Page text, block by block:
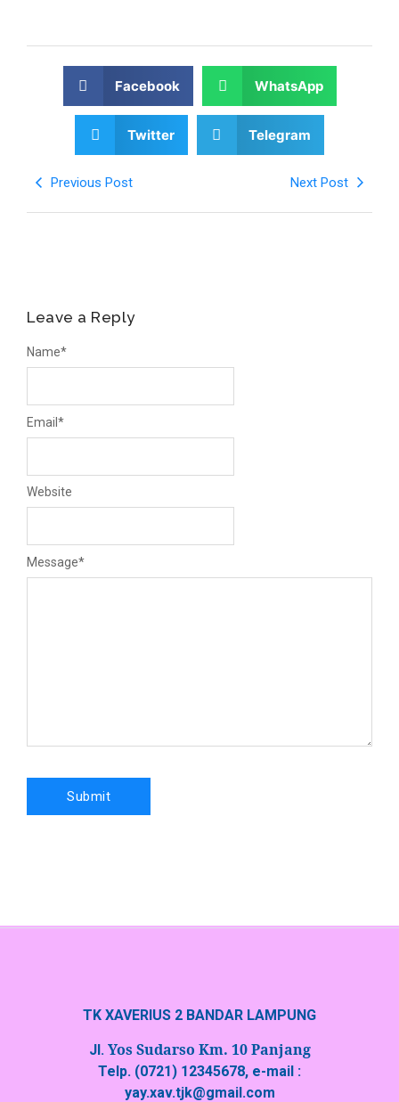
Facebook WhatsApp
Twitter Telegram
Previous Post Next Post
Leave a Reply
Message*
Name*
Email *
Website
TK XAVERIUS 2 BANDAR LAMPUNG
Jl. Yos Sudarso Km. 10 Panjang
Telp. (0721) 12345678, e-mail :
yay.xav.tjk@gmail.com